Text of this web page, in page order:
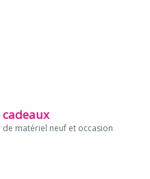
matériel neuf et occasion